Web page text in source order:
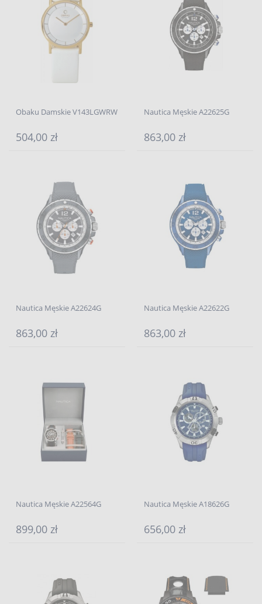
Obaku Damskie V143LGWRW
504,00 zł
Nautica Męskie A22625G
863,00 zł
Nautica Męskie A22624G
863,00 zł
Nautica Męskie A22622G
863,00 zł
Nautica Męskie A22564G
899,00 zł
Nautica Męskie A18626G
656,00 zł